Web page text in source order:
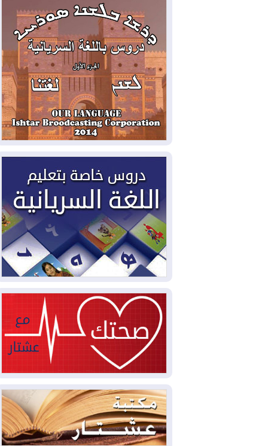
2026-08-05
15كارثة بيئية ومناخية ترسم
ملامح أخطر التحديات التي تواجه العراق
اليوم
2026-08-05
حرائق فرنسا.. توقيف 402
شخص بينهم 156 قاصرا منذ بداية موسم
الحرائق
2026-08-04سومو: إنتاج النفط في إقليم
كوردستان انخفض إلى أقل من 10%
ملفات حقبة الكاظمي تعود إلى
الواجهة.. أنباء عن مراجعات قضائية
وتحقيقات أوسع في قضايا فساد
2026-08-04بيترو يشكو تزوير الانتخابات
الرئاسية ويحذر من "حرب أهلية" في
كولومبيا
2026-08-03رئيس إقليم كوردستان في
2026-08-03
العراق يؤكد مجدداً التزامه
بمنع الهجمات على الدول المجاورة
2026-08-03
العجز والاقتراض يطوقان
المالية العراقية.. اقتراض يتجاوز 3 تريليونات
دينار!
2026-08-03كوبا تغرق في الظلام مجددا
وانهيار الشبكة الكهربائية